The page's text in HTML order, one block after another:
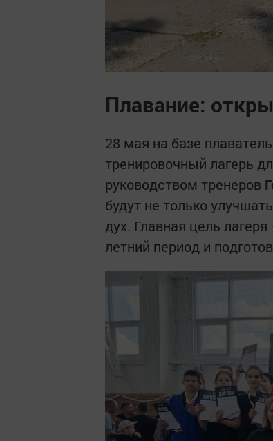
Плавание:
28 мая на базе
тренировочный лагерь
руководством тренеров
будут не только
дух. Главная цель
летний период и